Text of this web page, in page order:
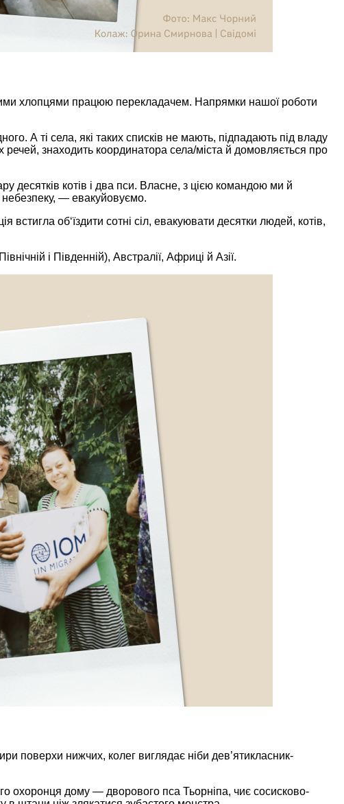
хлопцями працюю перекладачем. Напрямки нашої роботи
А ті села, які таких списків не мають, підпадають під владу
знаходить координатора села/міста й домовляється про
десятків котів і два пси. Власне, з цією командою ми й
— евакуйовуємо.
об‘їздити сотні сіл, евакуювати десятки людей, котів,
і Південній), Австралії, Африці й Азії.
поверхи нижчих, колег виглядає ніби дев’ятикласник-
охоронця дому — дворового пса Тьорніпа, чиє сосисково-